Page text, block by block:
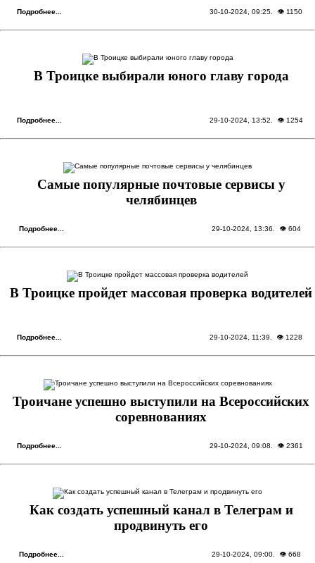
Подробнее... 30-10-2024, 09:25 . 👁 1150
В Троицке выбирали юного главу города
Подробнее... 29-10-2024, 13:52 . 👁 1254
Самые популярные почтовые сервисы у
челябинцев
Подробнее... 29-10-2024, 13:36 . 👁 604
В Троицке пройдет массовая проверка водителей
Подробнее... 29-10-2024, 11:39 . 👁 1228
Троичане успешно выступили на Всероссийских
соревнованиях
Подробнее... 29-10-2024, 09:08 . 👁 2361
Как создать успешный канал в Телеграм и
продвинуть его
Подробнее... 29-10-2024, 09:00. 👁 668